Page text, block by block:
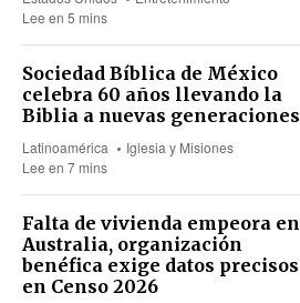
Lee en 5 mins
Sociedad Bíblica de México
celebra 60 años llevando la
Biblia a nuevas generaciones
Latinoamérica
Iglesia y Misiones
Lee en 7 mins
Falta de vivienda empeora en
Australia, organización
benéfica exige datos precisos
en Censo 2026